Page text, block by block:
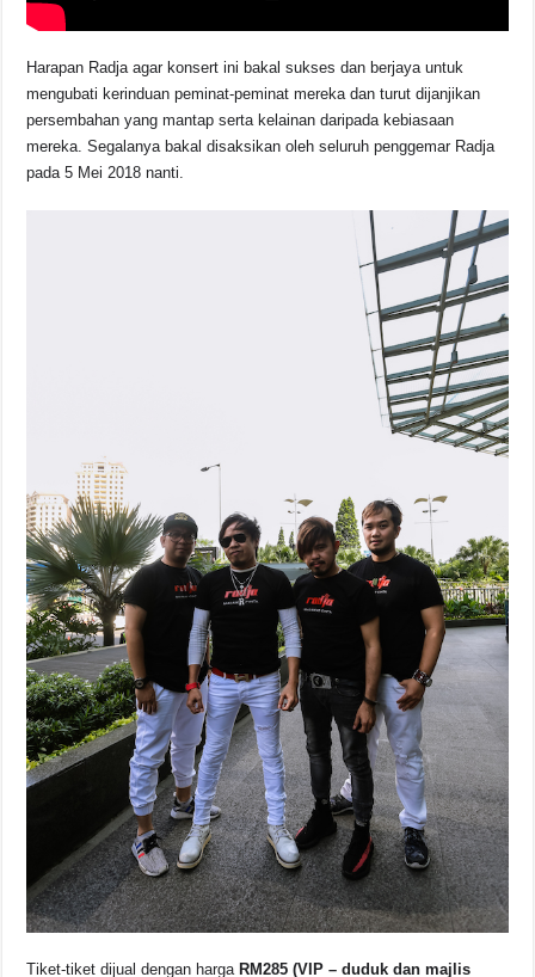
Harapan Radja agar konsert ini bakal sukses dan berjaya untuk
mengubati kerinduan peminat-peminat mereka dan turut dijanjikan
persembahan yang mantap serta kelainan daripada kebiasaan
mereka. Segalanya bakal disaksikan oleh seluruh penggemar Radja
pada 5 Mei 2018 nanti.
Tiket-tiket dijual dengan harga RM285 (VIP– duduk dan majlis